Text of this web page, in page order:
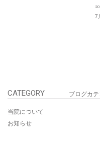
7
CATEGORY ブログカ
当院について
お知らせ